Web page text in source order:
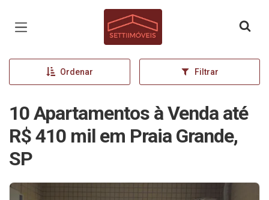
Página inicial
Ordenar Filtrar
10 Apartamentos à Venda até
R$ 410 mil em Praia Grande,
SP